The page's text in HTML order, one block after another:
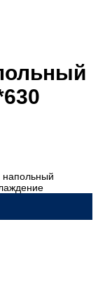
напольный